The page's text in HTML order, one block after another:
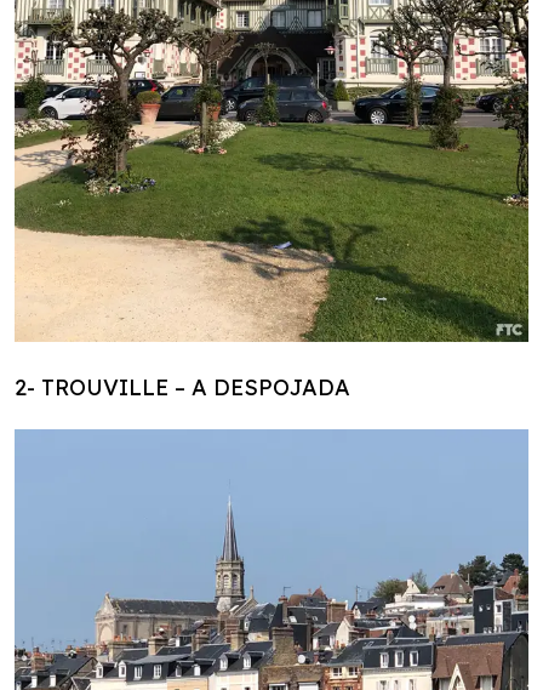
2- TROUVILLE – A DESPOJADA